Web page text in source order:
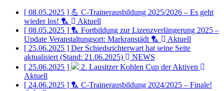
[ 08.05.2025 ] 💪 C-Trainerausbildung 2025/2026 – Es geht
wieder los! 🏸
Aktuell
[ 08.05.2025 ] 🏸 Fortbildung zur Lizenzverlängerung 2025 –
Update Veranstaltungsort: Markranstädt 🏸
Aktuell
[ 25.06.2025 ] Der Schiedsrichterwart hat seine Seite
aktualisiert (Stand: 21.06.2025)
NEWS
[ 25.06.2025 ]
2. Lausitzer Kohlen Cup der Aktiven
Aktuell
[ 24.06.2025 ] 🏸 C-Trainerausbildung 2024/2025 – Finale!